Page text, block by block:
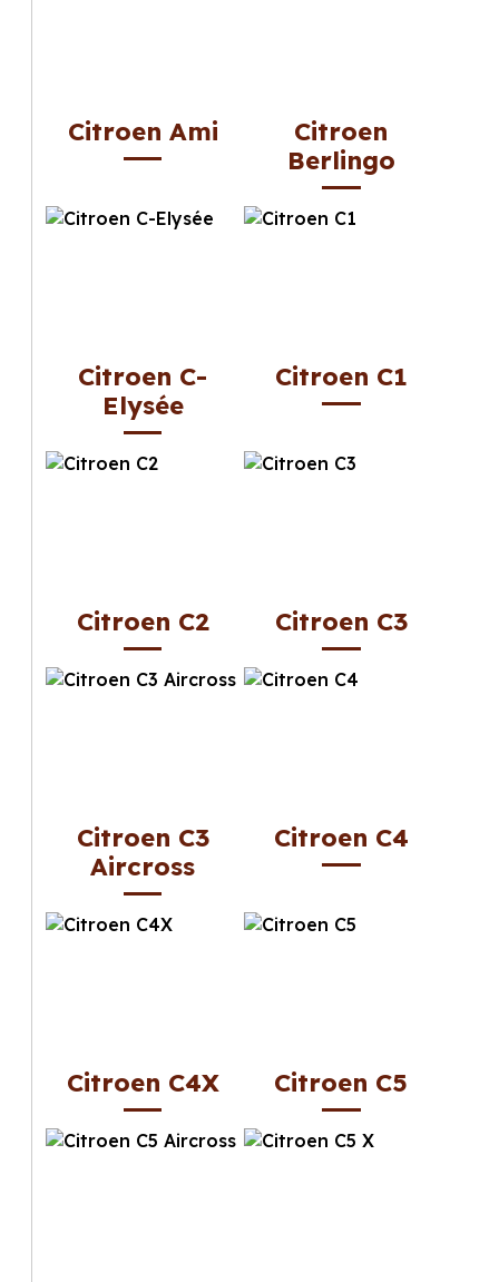
Citroen Ami
Citroen
Berlingo
Citroen C-
Elysée
Citroen C1
Citroen C2 Citroen C3
Citroen C3
Aircross
Citroen C4
Citroen C4X Citroen C5